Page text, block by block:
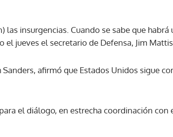
las insurgencias. Cuando se sabe que
jueves el secretario de Defensa, Jim Mattis.
Sanders, afirmó que Estados Unidos sigue
el diálogo, en estrecha coordinación